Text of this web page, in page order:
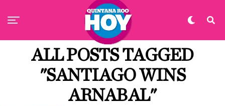
ALL POSTS TAGGED
"SANTIAGO WINS
ARNABAL"